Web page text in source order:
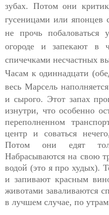
зубах. Потом они
гусеницами или японцев
не прочь побаловаться
огороде и запекают в
спичечками несчастных
Часам к одиннадцати
весь Марсель
и сырого. Этот запах
изнутри, что особенно
переполненном
центр и соваться
Потом они едят
Набрасываются на свою
водой (это я про худых).
и запивают красным
животами заваливаются
в лучшем случае, по